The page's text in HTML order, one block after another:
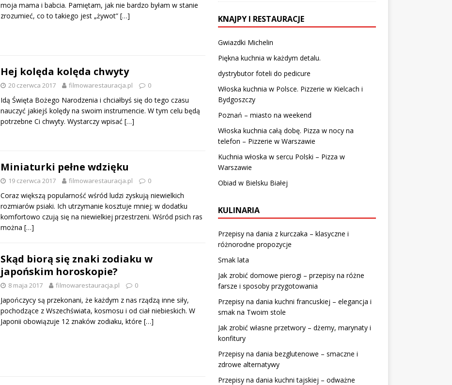
moja mama i babcia. Pamiętam, jak nie bardzo byłam w stanie
zrozumieć, co to takiego jest „żywot” […]
Hej kolęda kolęda chwyty
20 czerwca 2017 filmowarestauracja.pl 0
Idą Święta Bożego Narodzenia i chciałbyś się do tego czasu
nauczyć jakiejś kolędy na swoim instrumencie. W tym celu będą
potrzebne Ci chwyty. Wystarczy wpisać […]
Miniaturki pełne wdzięku
19 czerwca 2017 filmowarestauracja.pl 0
Coraz większą popularność wśród ludzi zyskują niewielkich
rozmiarów psiaki. Ich utrzymanie kosztuje mniej; w dodatku
komfortowo czują się na niewielkiej przestrzeni. Wśród psich ras
można […]
Skąd biorą się znaki zodiaku w
japońskim horoskopie?
8 maja 2017 filmowarestauracja.pl 0
Japończycy są przekonani, że każdym z nas rządzą inne siły,
pochodzące z Wszechświata, kosmosu i od ciał niebieskich. W
Japonii obowiązuje 12 znaków zodiaku, które […]
KNAJPY I RESTAURACJE
Gwiazdki Michelin
Piękna kuchnia w każdym detalu.
dystrybutor foteli do pedicure
Włoska kuchnia w Polsce. Pizzerie w Kielcach i
Bydgoszczy
Poznań – miasto na weekend
Włoska kuchnia całą dobę. Pizza w nocy na
telefon – Pizzerie w Warszawie
Kuchnia włoska w sercu Polski – Pizza w
Warszawie
Obiad w Bielsku Białej
KULINARIA
Przepisy na dania z kurczaka – klasyczne i
różnorodne propozycje
Smak lata
Jak zrobić domowe pierogi – przepisy na różne
farsze i sposoby przygotowania
Przepisy na dania kuchni francuskiej – elegancja i
smak na Twoim stole
Jak zrobić własne przetwory – dżemy, marynaty i
konfitury
Przepisy na dania bezglutenowe – smaczne i
zdrowe alternatywy
Przepisy na dania kuchni tajskiej – odważne